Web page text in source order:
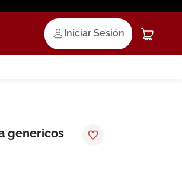
Iniciar Sesión
genericos